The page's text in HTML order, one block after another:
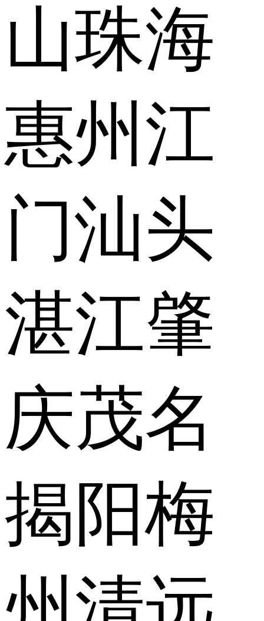
山珠海
惠州 江
门汕头
湛江肇
庆茂名
揭阳梅